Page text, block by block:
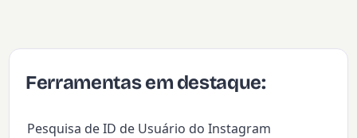
Ferramentas em destaque:
Pesquisa de ID de Usuário do Instagram